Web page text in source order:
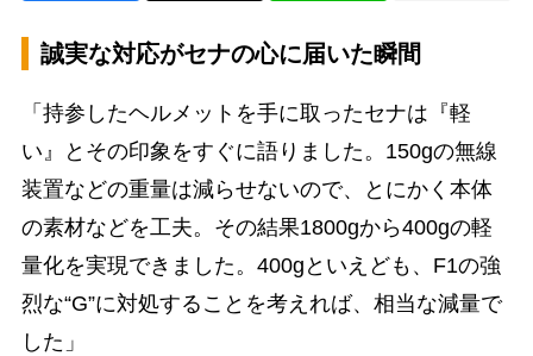
誠実な対応がセナの心に届いた瞬間
「持参したヘルメットを手に取ったセナは『軽
い』とその印象をすぐに語りました。150gの無線
装置などの重量は減らせないので、とにかく本体
の素材などを工夫。その結果1800gから400gの軽
量化を実現できました。400gといえども、F1の強
烈な“G”に対処することを考えれば、相当な減量で
した」